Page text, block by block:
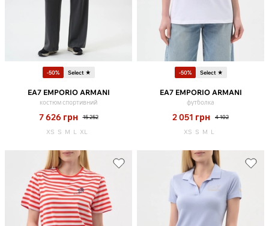
-50% Select ★
EA7 EMPORIO ARMANI
костюм спортивний
7 626 грн 15 252
XS S M L XL
-50% Select ★
EA7 EMPORIO ARMANI
футболка
2 051 грн 4 102
XS S M L